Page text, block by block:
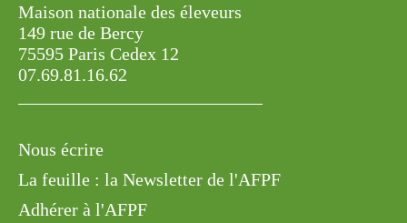
Maison nationale des éleveurs
149 rue de Bercy
75595 Paris Cedex 12
07.69.81.16.62
Nous écrire
La feuille : la Newsletter de l'AFPF
Adhérer à l'AFPF